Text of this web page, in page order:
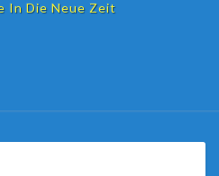
In Die Neue Zeit